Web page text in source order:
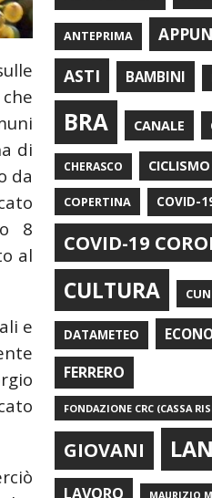
di
da
8
al
e
ANTEPRIMA
ASTI
BAMBINI
BRA CANALE
CHERASCO CICLISMO
COPERTINA COVID-
COVID-19
CULTURA
DATAMETEO
FERRERO
FONDAZIONE CRC (CASSA
GIOVANI
LAVORO MAURIZIO